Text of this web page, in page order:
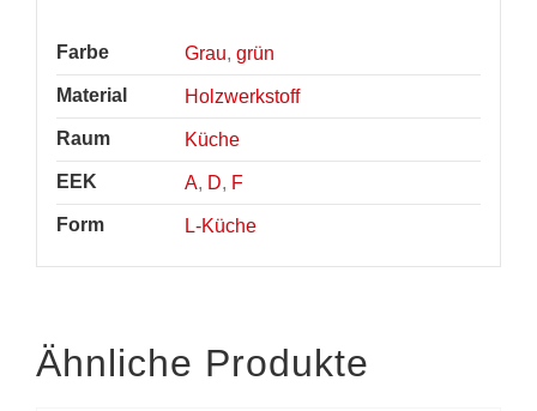
Farbe Grau, grün
Material Holzwerkstoff
Raum Küche
EEK A, D, F
Form L-Küche
Ähnliche Produkte